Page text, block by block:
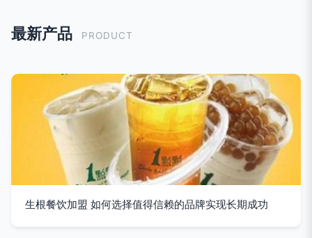
最新产品 PRODUCT
生根餐饮加盟 如何选择值得信赖的品牌实现长期成功